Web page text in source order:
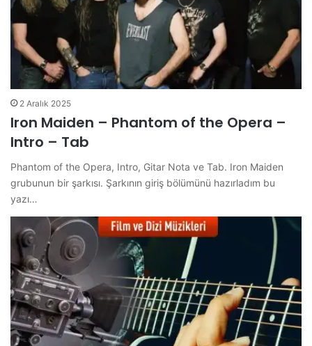
2 Aralık 2025
Iron Maiden – Phantom of the Opera –
Intro – Tab
Phantom of the Opera, Intro, Gitar Nota ve Tab. Iron Maiden
grubunun bir şarkısı. Şarkının giriş bölümünü hazırladım bu
yazı…